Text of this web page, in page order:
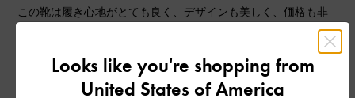
この靴は履き心地がとても良く、デザインも美しく、価格も非
サイズ: 39/24.5cm |
ブラック系
デザイン
Looks like you're shopping from
United States of America